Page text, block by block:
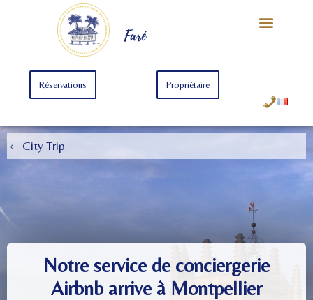
Faré
Réservations Propriétaire
City Trip
Notre service de conciergerie
Airbnb arrive à Montpellier